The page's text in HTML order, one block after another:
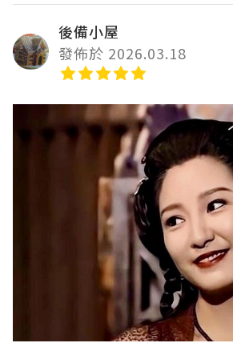
後備小屋
發佈於 2026.03.18